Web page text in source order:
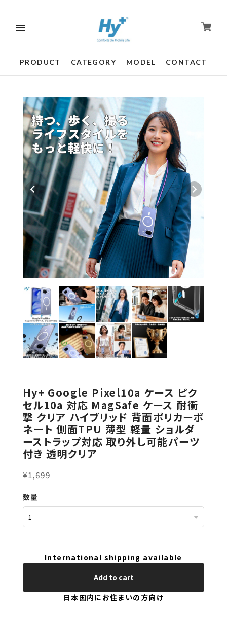
PRODUCT CATEGORY MODEL CONTACT
Hy+ Google Pixel10a ケース ピク
セル10a 対応 MagSafe ケース 耐衝
撃 クリア ハイブリッド 背面ポリカーボ
ネート 側面TPU 薄型 軽量 ショルダ
ーストラップ対応 取り外し可能パーツ
付き 透明クリア
¥1,699
数量
International shipping available
Add to cart
日本国内にお住まいの方向け